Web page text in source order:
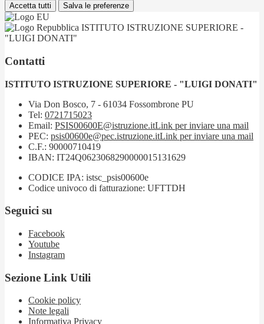
Accetta tutti Salva le preferenze
ISTITUTO ISTRUZIONE SUPERIORE -
"LUIGI DONATI"
Contatti
ISTITUTO ISTRUZIONE SUPERIORE - "LUIGI DONATI"
Via Don Bosco, 7 - 61034 Fossombrone PU
Tel: 0721715023
Email: PSIS00600E@istruzione.itLink per inviare una mail
PEC: psis00600e@pec.istruzione.itLink per inviare una mail
C.F.: 90000710419
IBAN: IT24Q0623068290000015131629
CODICE IPA: istsc_psis00600e
Codice univoco di fatturazione: UFTTDH
Seguici su
Facebook
Youtube
Instagram
Sezione Link Utili
Cookie policy
Note legali
Informativa Privacy